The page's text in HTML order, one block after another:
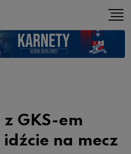
GKS-em
na mecz